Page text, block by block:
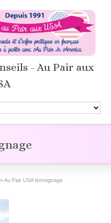
- Au Pair aux
»Au Pair USA témoignage